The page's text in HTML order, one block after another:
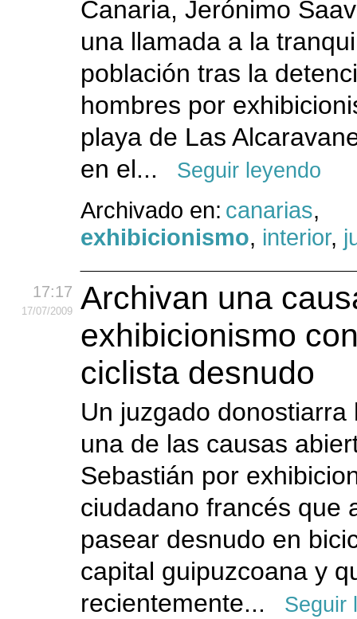
Canaria, Jerónimo
una llamada a la
población tras la
hombres por
playa de Las
en el...
Seguir leyendo
Archivado en: canarias,
exhibicionismo, interior,
17:17
17/07/2009
Archivan una
exhibicionismo
ciclista desnudo
Un juzgado donostiarra
una de las causas
Sebastián por
ciudadano francés que
pasear desnudo en
capital guipuzcoana y
recientemente...
Seguir